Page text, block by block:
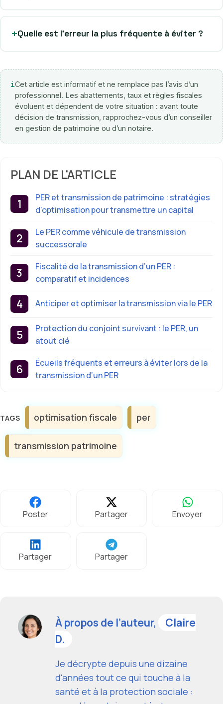
Quelle est l’erreur la plus fréquente à éviter ?
iCet article est informatif et ne remplace pas l’avis d’un
professionnel. Les abattements, taux et règles fiscales
évoluent et dépendent de votre situation : avant toute
décision de transmission, rapprochez-vous d’un conseiller
en gestion de patrimoine ou d’un notaire.
PLAN DE L'ARTICLE
PER et transmission de patrimoine : stratégies
d’optimisation pour transmettre un capital
Le PER comme véhicule de transmission
successorale
Fiscalité de la transmission d’un PER :
comparatif et incidences
Anticiper et optimiser la transmission via le PER
Protection du conjoint survivant : le PER, un
atout clé
Écueils fréquents et erreurs à éviter lors de la
transmission d’un PER
Étiquettes
optimisation fiscale per
transmission patrimoine
Poster Partager Envoyer
Partager Partager
À propos de l’auteur,
Claire
D.
Je décrypte depuis une dizaine
d'années tout ce qui touche à la
santé et à la protection sociale :